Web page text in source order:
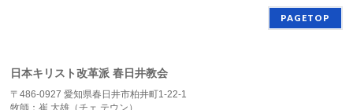
PAGETOP
日本キリスト改革派 春日井教会
〒486-0927 愛知県春日井市柏井町1-22-1
牧師：崔 大雄（チェ テウン）